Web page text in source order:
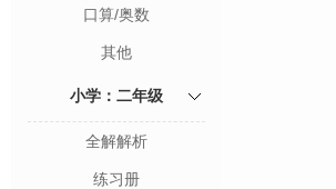
口算/奥数
其他
小学：二年级
全解解析
练习册